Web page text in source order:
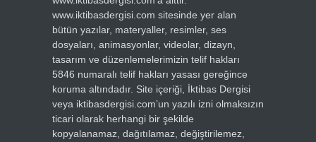
www.iktibasdergisi.com sitesinde yer alan
bütün yazılar, materyaller, resimler, ses
dosyaları, animasyonlar, videolar, dizayn,
tasarım ve düzenlemelerimizin telif hakları
5846 numaralı telif hakları yasası gereğince
koruma altındadır. Site içeriği, İktibas Dergisi
veya iktibasdergisi.com’un yazılı izni olmaksızın
ticari olarak herhangi bir şekilde
kopyalanamaz, dağıtılamaz, değiştirilemez,